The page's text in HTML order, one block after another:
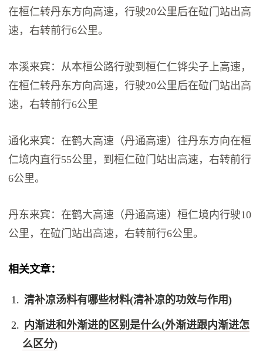
在桓仁转丹东方向高速，行驶20公里后在砬门站出高
速，右转前行6公里。
本溪来宾：从本桓公路行驶到桓仁仁铧尖子上高速，
在桓仁转丹东方向高速，行驶20公里后在砬门站出高
速，右转前行6公里
通化来宾：在鹤大高速（丹通高速）往丹东方向在桓
仁境内直行55公里，到桓仁砬门站出高速，右转前行
6公里。
丹东来宾：在鹤大高速（丹通高速）桓仁境内行驶10
公里，在砬门站出高速，右转前行6公里。
相关文章：
清补凉汤料有哪些材料(清补凉的功效与作用)
内渐进和外渐进的区别是什么(外渐进跟内渐进怎
么区分)